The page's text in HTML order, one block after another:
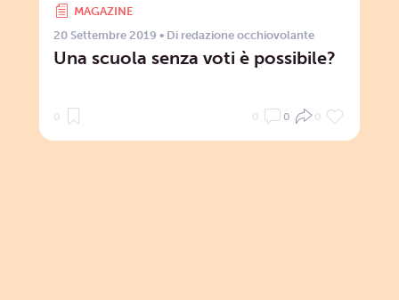
MAGAZINE
20 Settembre 2019 • Di redazione occhiovolante
Una scuola senza voti è possibile?
0 0 0 0